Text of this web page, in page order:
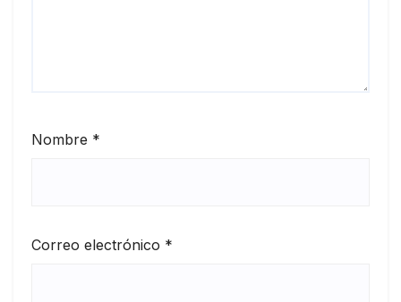
Nombre *
Correo electrónico *